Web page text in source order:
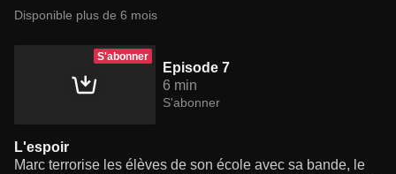
Disponible plus de 6 mois
S'abonner
Episode 7
6 min
S'abonner
L'espoir
Marc terrorise les élèves de son école avec sa bande, le